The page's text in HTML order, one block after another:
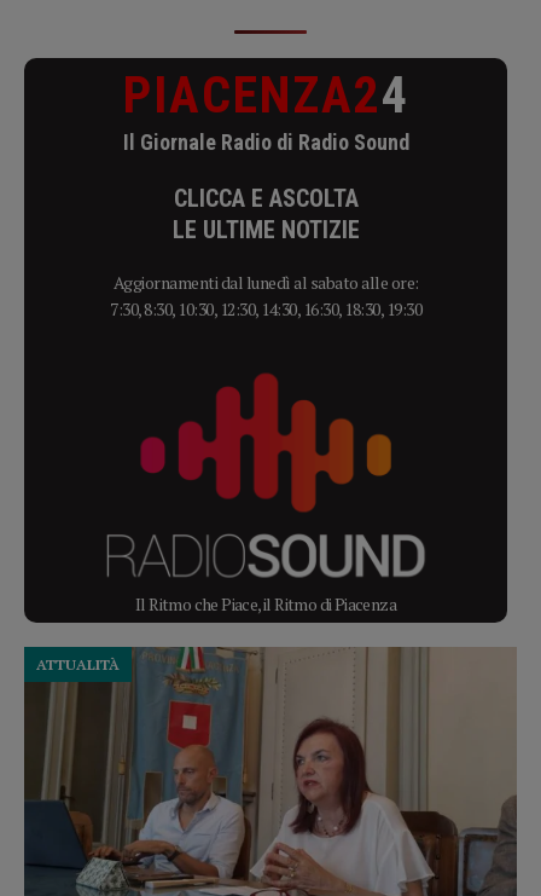
PIACENZA24
Il Giornale Radio di Radio Sound
CLICCA E ASCOLTA
LE ULTIME NOTIZIE
Aggiornamenti dal lunedì al sabato alle ore:
7:30, 8:30, 10:30, 12:30, 14:30, 16:30, 18:30, 19:30
Il Ritmo che Piace, il Ritmo di Piacenza
ATTUALITÀ